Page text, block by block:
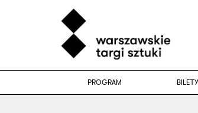
PROGRAM BILETY